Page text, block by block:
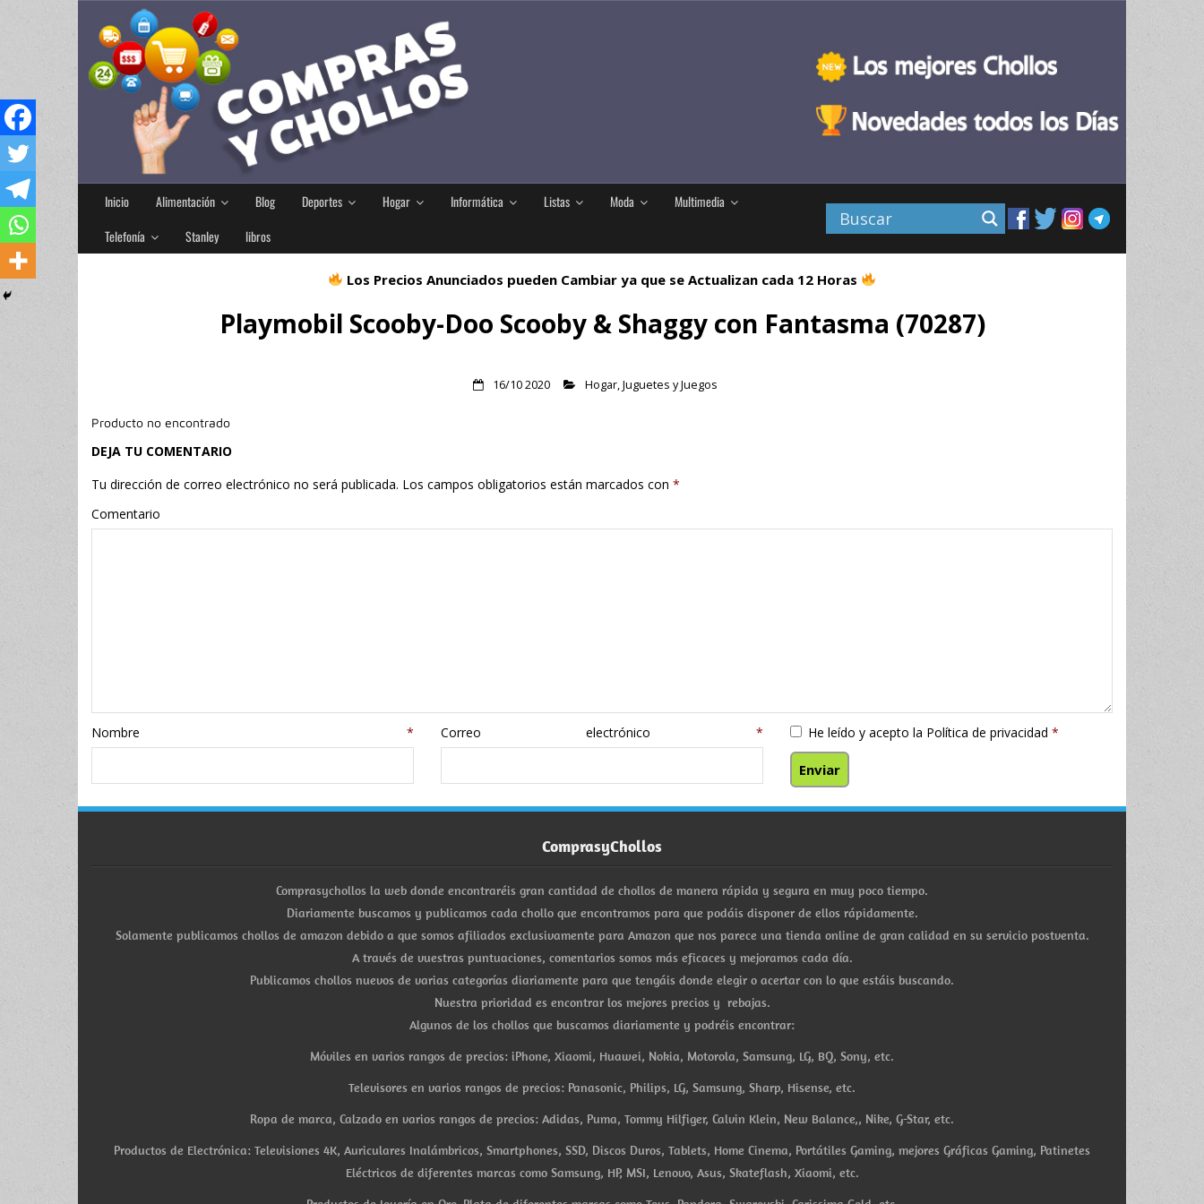
Inicio Alimentación Blog Deportes Hogar Informática Listas Moda
Multimedia
Telefonía
Stanley libros
Los Precios Anunciados pueden Cambiar ya que se Actualizan cada 12 Horas
Playmobil Scooby-Doo Scooby & Shaggy con Fantasma (70287)
16/10 2020 Hogar,Juguetes y Juegos
Producto no encontrado
DEJA TU COMENTARIO
Tu dirección de correo electrónico no será publicada. Los campos obligatorios están marcados con *
Comentario
Nombre* Correo electrónico* He leído y acepto la Política de privacidad *
ComprasyChollos
Comprasychollos la web donde encontraréis gran cantidad de chollos de manera rápida y segura en muy poco tiempo.
Diariamente buscamos y publicamos cada chollo que encontramos para que podáis disponer de ellos rápidamente.
Solamente publicamos chollos de amazon debido a que somos afiliados exclusivamente para Amazon que nos parece una tienda online de gran calidad en su servicio postventa.
A través de vuestras puntuaciones, comentarios somos más eficaces y mejoramos cada día.
Publicamos chollos nuevos de varias categorías diariamente para que tengáis donde elegir o acertar con lo que estáis buscando.
Nuestra prioridad es encontrar los mejores precios y rebajas.
Algunos de los chollos que buscamos diariamente y podréis encontrar:
Móviles en varios rangos de precios: iPhone, Xiaomi, Huawei, Nokia, Motorola, Samsung, LG, BQ, Sony, etc.
Televisores en varios rangos de precios: Panasonic, Philips, LG, Samsung, Sharp, Hisense, etc.
Ropa de marca, Calzado en varios rangos de precios: Adidas, Puma, Tommy Hilfiger, Calvin Klein, New Balance,, Nike, G-Star, etc.
Productos de Electrónica: Televisiones 4K, Auriculares Inalámbricos, Smartphones, SSD, Discos Duros, Tablets, Home Cinema, Portátiles Gaming, mejores Gráficas Gaming, Patinetes
Eléctricos de diferentes marcas como Samsung, HP, MSI, Lenovo, Asus, Skateflash, Xiaomi, etc.